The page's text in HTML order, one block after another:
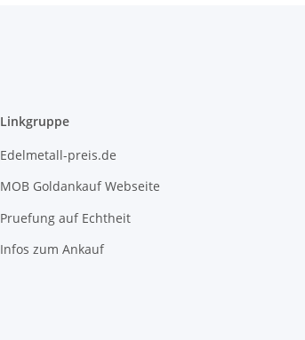
Linkgruppe
Edelmetall-preis.de
MOB Goldankauf Webseite
Pruefung auf Echtheit
Infos zum Ankauf